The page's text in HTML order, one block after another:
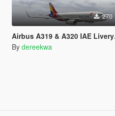
270
Airbus A319 & A320 IAE Livery Pack
By dereekwa